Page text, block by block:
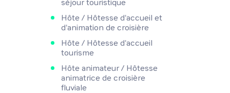
séjour touristique
Hôte / Hôtesse d'accueil et
d'animation de croisière
Hôte / Hôtesse d'accueil
tourisme
Hôte animateur / Hôtesse
animatrice de croisière
fluviale